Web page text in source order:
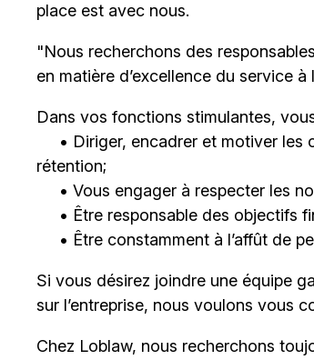
place est avec nous.
"Nous recherchons des
en matière d’excellence du service
Dans vos fonctions stimulantes,
• Diriger, encadrer et motiver les
rétention;
• Vous engager à respecter les
• Être responsable des objectifs
• Être constamment à l’affût de
Si vous désirez joindre une équipe
sur l’entreprise, nous voulons vous
Chez Loblaw, nous recherchons